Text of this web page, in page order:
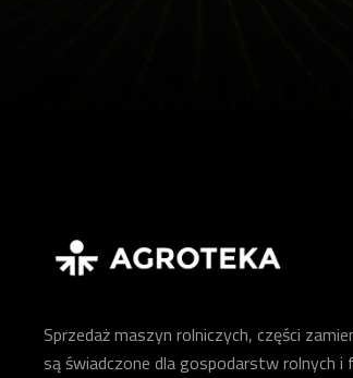
Sprzedaż maszyn rolniczych, części
są świadczone dla gospodarstw rolnych i